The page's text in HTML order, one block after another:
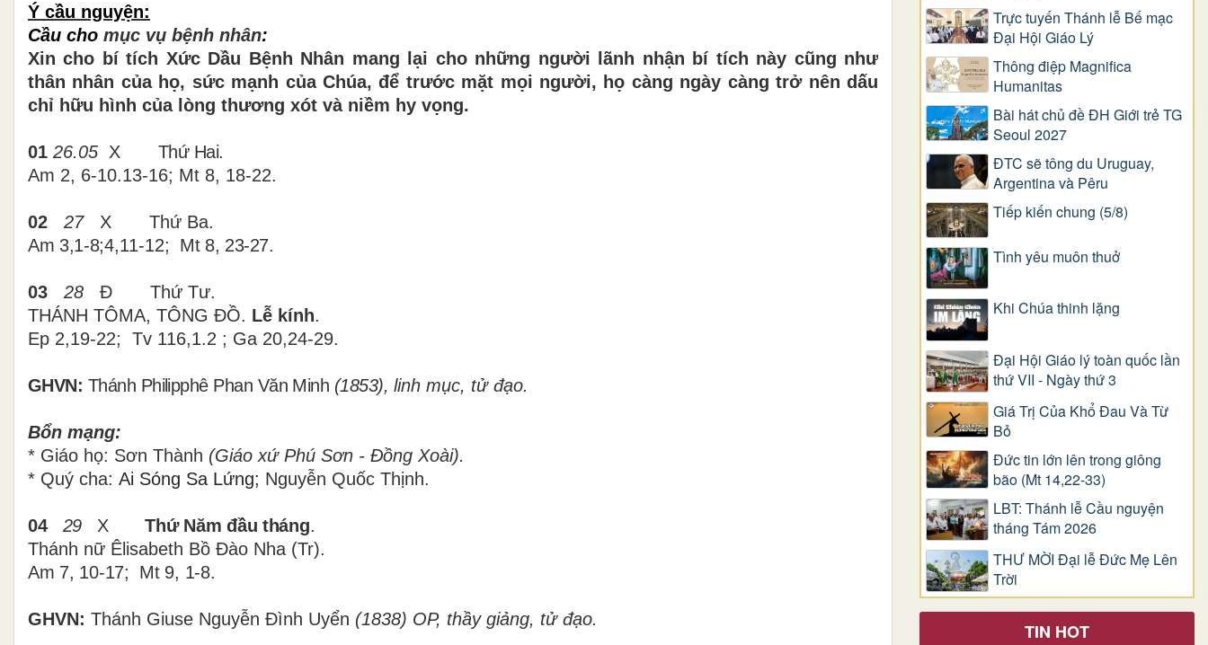
Ý cầu nguyện:
Cầu cho mục vụ bệnh nhân:
Xin cho bí tích Xức Dầu Bệnh Nhân mang lại cho những người lãnh nhận bí tích này cũng như
thân nhân của họ, sức mạnh của Chúa, để trước mặt mọi người, họ càng ngày càng trở nên dấu
chỉ hữu hình của lòng thương xót và niềm hy vọng.
01 26.05 X Thứ Hai.
Am 2, 6-10.13-16; Mt 8, 18-22.
02 27X Thứ Ba.
Am 3,1-8;4,11-12; Mt 8, 23-27.
03 28 Đ Thứ Tư.
THÁNH TÔMA, TÔNG ĐỒ. Lễ kính.
Ep 2,19-22; Tv 116,1.2 ; Ga 20,24-29.
GHVN: Thánh Philipphê Phan Văn Minh (1853), linh mục, tử đạo.
Bổn mạng:
* Giáo họ: Sơn Thành (Giáo xứ Phú Sơn - Đồng Xoài).
* Quý cha: Ai Sóng Sa Lứng; Nguyễn Quốc Thịnh.
04 29 XThứ Năm đầu tháng.
Thánh nữ Êlisabeth Bồ Đào Nha (Tr).
Am 7, 10-17; Mt 9, 1-8.
GHVN: Thánh Giuse Nguyễn Đình Uyển (1838) OP, thầy giảng, tử đạo.
Trực tuyến Thánh lễ Bế mạc
Đại Hội Giáo Lý
Thông điệp Magnifica
Humanitas
Bài hát chủ đề ĐH Giới trẻ TG
Seoul 2027
ĐTC sẽ tông du Uruguay,
Argentina và Pêru
Tiếp kiến chung (5/8)
Tình yêu muôn thuở
Khi Chúa thinh lặng
Đại Hội Giáo lý toàn quốc lần
thứ VII - Ngày thứ 3
Giá Trị Của Khổ Ðau Và Từ
Bỏ
Đức tin lớn lên trong giông
bão (Mt 14,22-33)
LBT: Thánh lễ Cầu nguyện
tháng Tám 2026
THƯ MỜI Đại lễ Đức Mẹ Lên
Trời
TIN HOT